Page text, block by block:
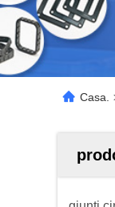
Casa.